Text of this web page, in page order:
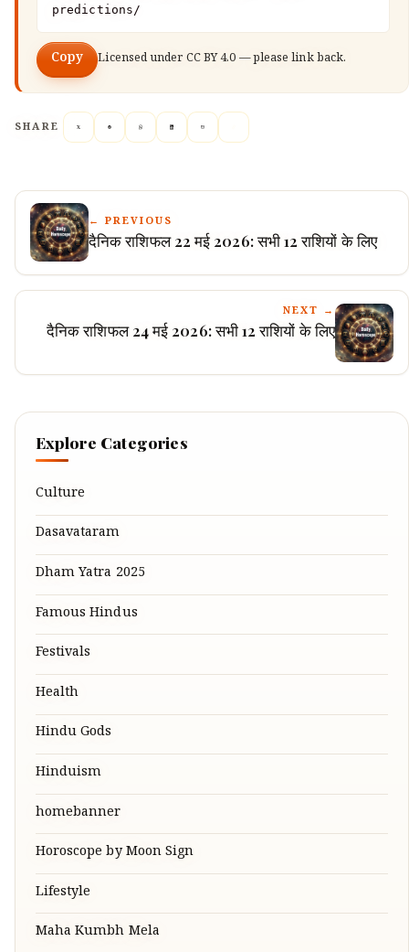
predictions/
Copy Licensed under CC BY 4.0 — please link back.
SHARE
← PREVIOUS
दैनिक राशिफल 22 मई 2026: सभी 12 राशियों के लिए
NEXT →
दैनिक राशिफल 24 मई 2026: सभी 12 राशियों के लिए
Explore Categories
Culture
Dasavataram
Dham Yatra 2025
Famous Hindus
Festivals
Health
Hindu Gods
Hinduism
homebanner
Horoscope by Moon Sign
Lifestyle
Maha Kumbh Mela